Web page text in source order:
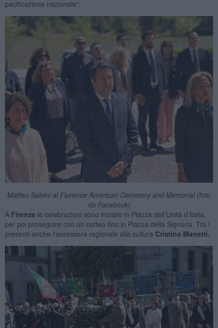
pacificazione nazionale".
Matteo Salvini al Florence American Cemetery and Memorial (foto
da Facebook)
A Firenze le celebrazioni sono iniziate in Piazza dell’Unità d’Italia,
per poi proseguire con un corteo fino in Piazza della Signoria. Tra i
presenti anche l'assessora regionale alla cultura Cristina Manetti.